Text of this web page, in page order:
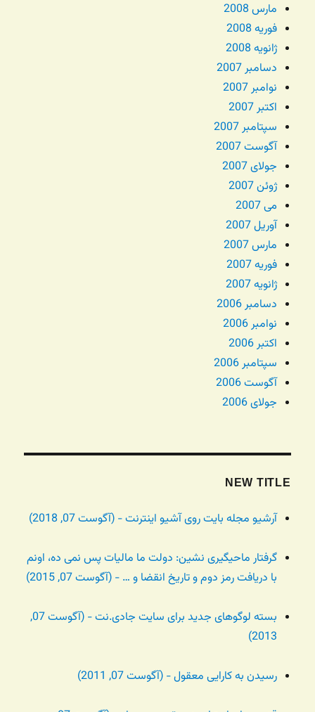
مارس 2008
فوریه 2008
ژانویه 2008
دسامبر 2007
نوامبر 2007
اکتبر 2007
سپتامبر 2007
آگوست 2007
جولای 2007
ژوئن 2007
می 2007
آوریل 2007
مارس 2007
فوریه 2007
ژانویه 2007
دسامبر 2006
نوامبر 2006
اکتبر 2006
سپتامبر 2006
آگوست 2006
جولای 2006
NEW TITLE
آرشیو مجله بایت روی آشیو اینترنت - (آگوست 07, 2018)
گرفتار ماحیگیری نشین: دولت ما مالیات پس نمی ده، اونم
با دریافت رمز دوم و تاریخ انقضا و … - (آگوست 07, 2015)
بسته لوگوهای جدید برای سایت جادی.نت - (آگوست 07,
2013)
رسیدن به کارایی معقول - (آگوست 07, 2011)